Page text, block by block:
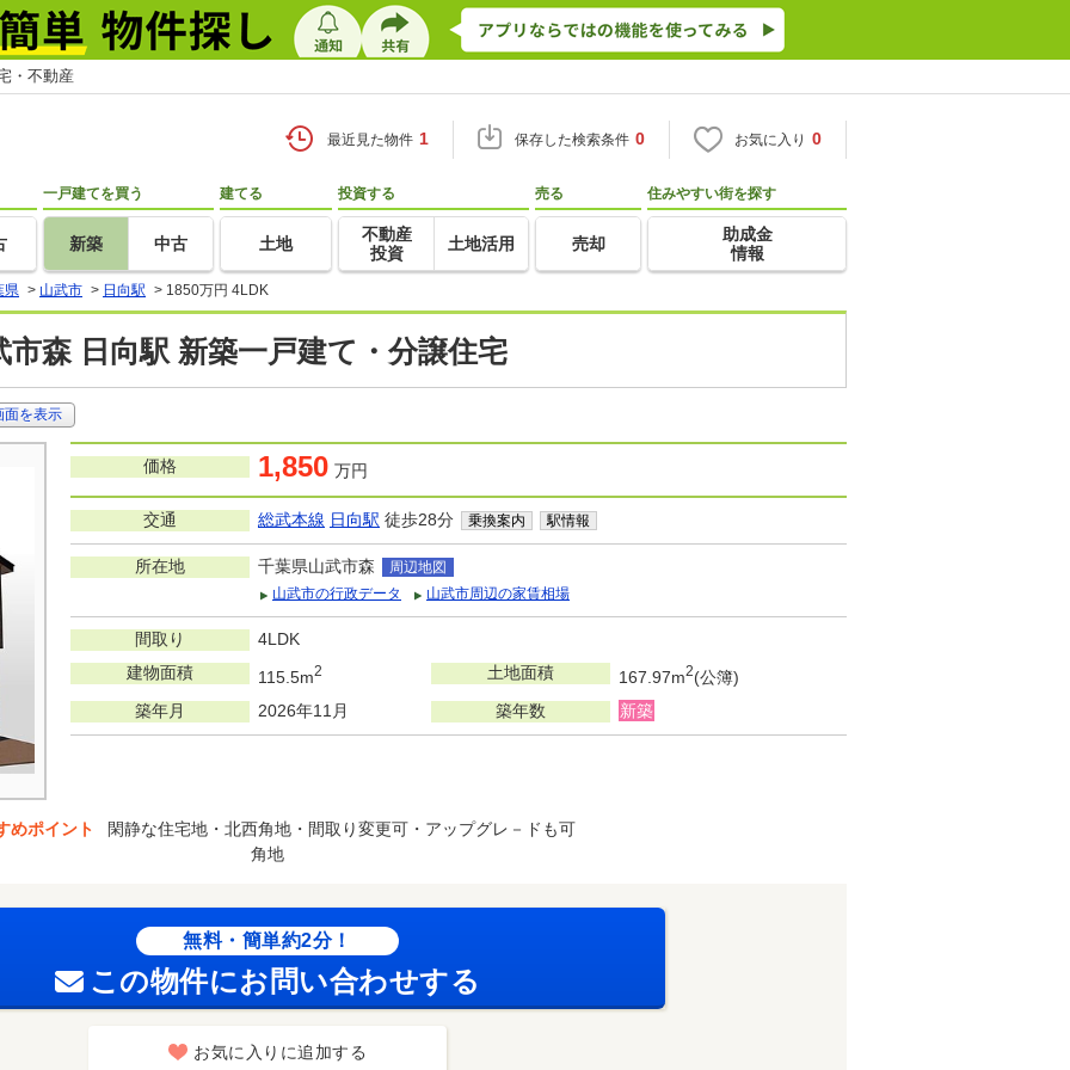
・不動産
最近見た物件 1 保存した検索条件 0 お気に入り 0
一戸建てを買う
新築 中古
建てる
土地
投資する
不動産
投資
土地活用
売る
売却
住みやすい街を探す
助成金
情報
県 > 山武市 > 日向駅 > 1850万円 4LDK
市森 日向駅 新築一戸建て・分譲住宅
を表示
価格 1,850 万円
交通 総武本線 日向駅 徒歩28分 乗換案内 駅情報
所在地 千葉県山武市森
周辺地図
山武市の行政データ
山武市周辺の家賃相場
間取り
4LDK
建物面積
115.5m2 土地面積 167.97m2(公簿)
築年月
2026年11月 築年数 新築
めポイント
閑静な住宅地・北西角地・間取り変更可・アップグレ－ドも可
角地
無料・簡単約2分！
この物件にお問い合わせする
お気に入りに追加する